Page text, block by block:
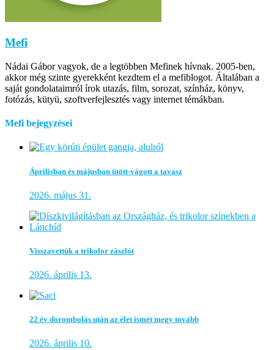
Mefi
Nádai Gábor vagyok, de a legtöbben Mefinek hívnak. 2005-ben,
akkor még szinte gyerekként kezdtem el a mefiblogot. Általában a
saját gondolataimról írok utazás, film, sorozat, színház, könyv,
fotózás, kütyü, szoftverfejlesztés vagy internet témákban.
Mefi bejegyzései
Áprilisban és májusban ütött-vágott a tavasz
2026. május 31.
Visszavettük a trikolor zászlót
2026. április 13.
22 év dorombolás után az élet ismét megy tovább
2026. április 10.